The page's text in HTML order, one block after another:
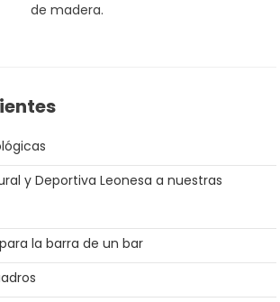
de madera.
y Deportiva Leonesa a nuestras
la barra de un bar